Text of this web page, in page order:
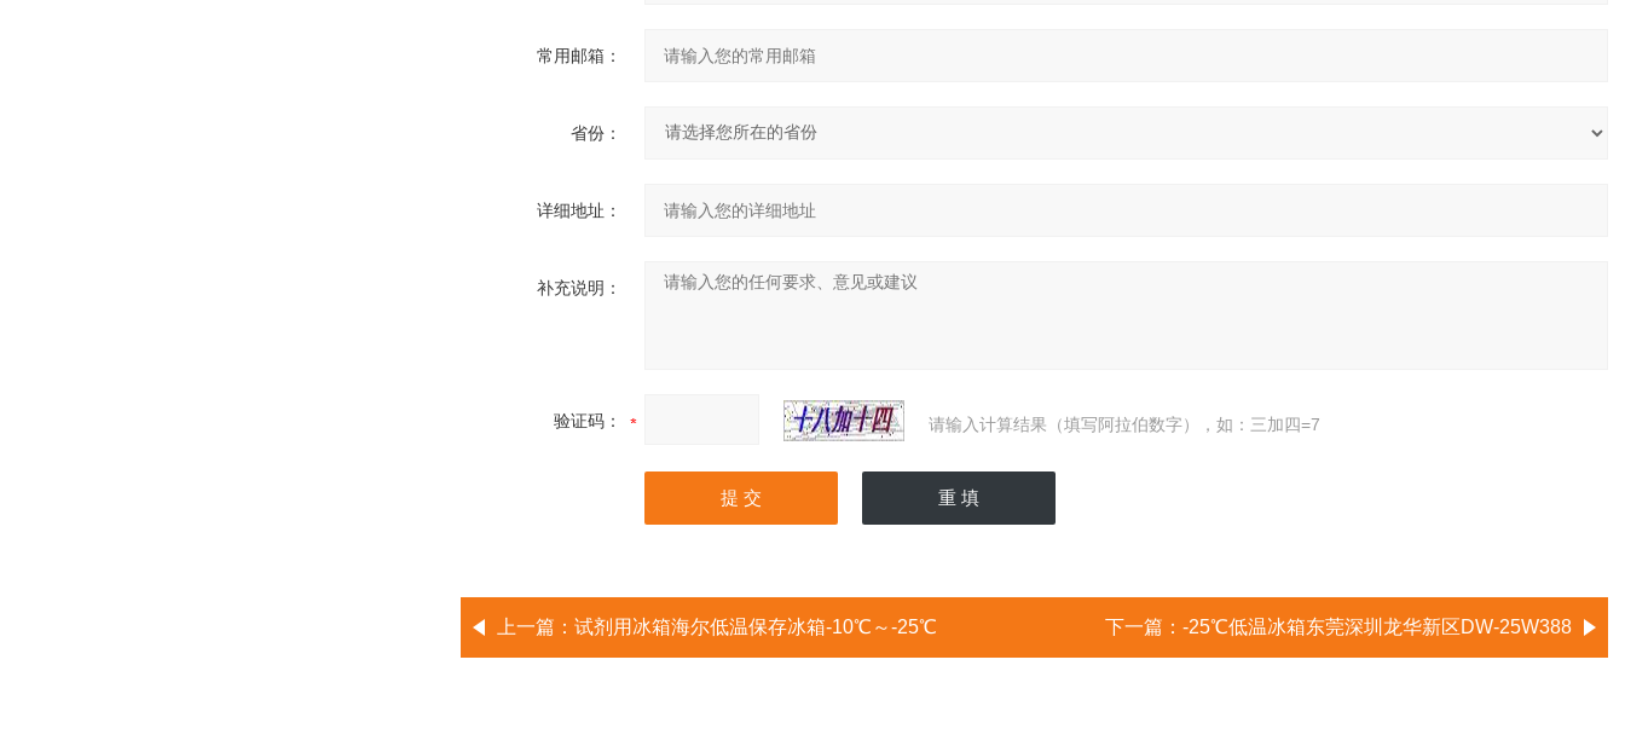
常用邮箱：
省份：
详细地址：
补充说明：
验证码： 请输入计算结果（填写阿拉伯数字），如：三加四=7
上一篇： 试剂用冰箱海尔低温保存冰箱-10℃～-25℃ 下一篇： -25℃低温冰箱东莞深圳龙华新区DW-25W388